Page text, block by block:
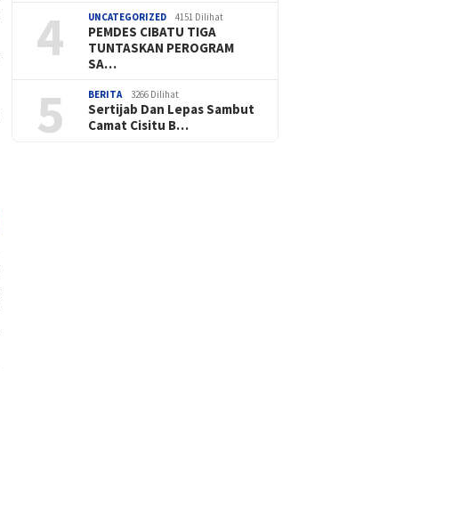
4 UNCATEGORIZED 4151 Dilihat
PEMDES CIBATU TIGA
TUNTASKAN PEROGRAM
SA…
5 BERITA 3266 Dilihat
Sertijab Dan Lepas Sambut
Camat Cisitu B…